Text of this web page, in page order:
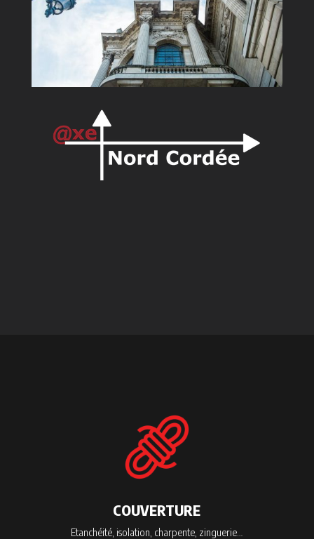
COUVERTURE
Etanchéité, isolation, charpente, zinguerie…